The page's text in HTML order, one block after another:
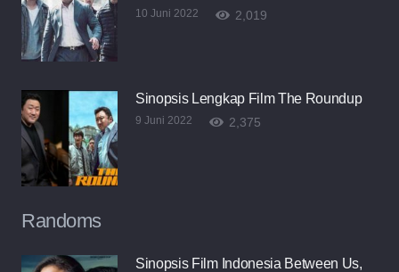
10 Juni 2022 2,019
Sinopsis Lengkap Film The Roundup
9 Juni 2022 2,375
Randoms
Sinopsis Film Indonesia Between Us,